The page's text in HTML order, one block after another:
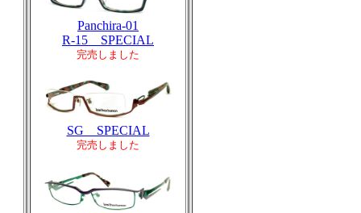
Panchira-01
R-15 SPECIAL
完売しました
SG SPECIAL
完売しました